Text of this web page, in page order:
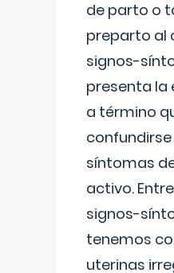
de parto o
preparto al
signos-
presenta la
a término
síntomas
activo.
signos-
tenemos
uterinas